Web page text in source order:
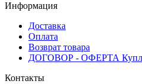
Информация
Доставка
Оплата
Возврат товара
ДОГОВОР - ОФЕРТА Купли
Контакты